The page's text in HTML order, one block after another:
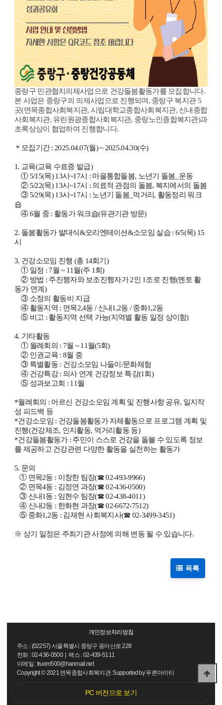
중랑구 민관협치의제사업으로 건강돌봄활동가를 모집합니다.
본 사업은 중랑구의 의제사업으로 진행되며, 중랑구 복지관 5
곳(면목종합사회복지관, 시립대학교종합사회복지관, 신내종합
사회복지관, 유린원광종합사회복지관, 중랑노인종합복지관)과
초록상상이 협업하여 진행합니다.
* 모집기간 : 2025.04.07(월) ~ 2025.04.30(수)
1. 교육(교육 수료증 발급)
① 5/15(목) 13시~17시 : 마을통합돌봄, 노년기 돌봄_운동
② 5/22(목) 13시~17시 : 의료적 관점의 돌봄, 복지에서의 돌봄
③ 5/29(목) 13시~17시 : 노년기 돌봄_먹거리, 활동정리 워크
숍
④ 6월 중 : 활동가 워크숍(유관기관 방문)
2. 돌봄활동가 발대식&오리엔테이션&소모임 실습 : 6/5(목) 15
시
3. 건강소모임 진행 (총 14회기)
① 일정 : 7월 ~ 11월(주 1회)
② 방법 : 주진행자와 보조진행자가 2인 1조로 진행(멘토 활
동가 연계)
③ 소정의 활동비 지급
④ 활동지역 : 면목2,4동 / 신내1,2동 / 중화1,2동
⑤ 비고 : 활동지역 선택 가능(지역별 활동 일정 상이함)
4. 기타활동
① 월례회의 : 7월 ~ 11월(5회)
② 인권교육 : 8월 중
③ 특별활동 : 건강소모임 나들이/문화체험
④ 건강특강 : 의사 연계 건강정보 특강(1회)
⑤ 성과보고회 : 11월
*월례회의 : 어르신 건강소모임 계획 및 진행사항 공유, 일지작
성 피드백 등
*건강소모임 : 건강돌봄활동가 자체활동으로 프로그램 계획 및
진행(건강체조, 인지활동, 먹거리활동 등)
*건강돌봄활동가 : 주민이 스스로 건강을 돌볼 수 있도록 정보
를 제공하고 건강관련 다양한 활동을 실천하는 활동가
5. 문의
① 면목2동 : 이창한 팀장(☎ 02-493-9966)
② 면목4동 : 김정연 과장(☎ 02-436-0500)
③ 신내1동 : 임현수 팀장(☎ 02-438-4011)
④신내2동 : 한화현 과장(☎ 02-6672-7512)
⑤ 중화1,2동 : 김재현 사회복지사(☎ 02-3499-3451)
※ 상기 일정은 주최기관 사정에 의해 변동 될 수 있습니다.
목록
개인정보처리방침
주소 : (02257) 서울특별시 중랑구 용마산로 228
전화 : 02-436-0500 | 팩스 : 02-439-5111
이메일 : truem500@hanmail.net
Copyright©2021 면목종합사회복지관. Supported by푸른아이티
PC 버전으로 보기